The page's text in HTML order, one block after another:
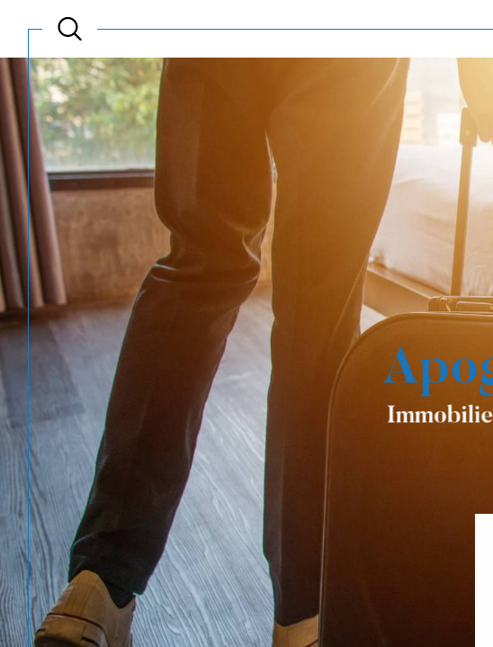
de l'ancien
Estimer